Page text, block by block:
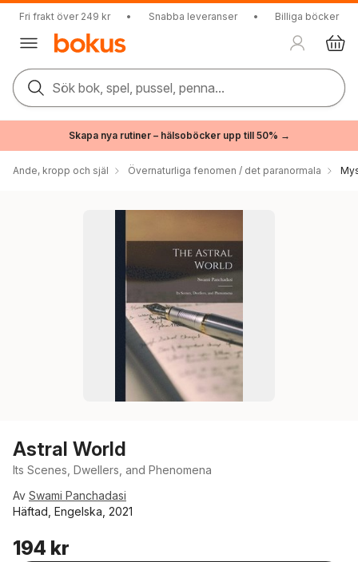
Fri frakt över 249 kr • Snabba leveranser • Billiga böcker
Sök bok, spel, pussel, penna...
Skapa nya rutiner – hälsoböcker upp till 50% →
Ande, kropp och själ Övernaturliga fenomen / det paranormala
Astral World
Its Scenes, Dwellers, and Phenomena
Av Swami Panchadasi
Häftad, Engelska, 2021
194 kr